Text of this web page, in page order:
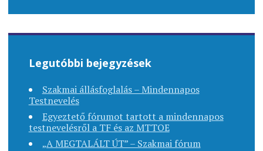
Legutóbbi bejegyzések
Szakmai állásfoglalás – Mindennapos
Testnevelés
Egyeztető fórumot tartott a mindennapos
testnevelésről a TF és az MTTOE
„A MEGTALÁLT ÚT” – Szakmai fórum